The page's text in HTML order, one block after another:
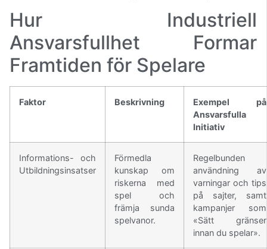
Hur Industriell
Ansvarsfullhet Formar
Framtiden för Spelare
Faktor Beskrivning
Exempel på
Ansvarsfulla
Initiativ
Informations- och
Utbildningsinsatser
Förmedla
kunskap om
riskerna med
spel och
främja sunda
spelvanor.
Regelbunden
användning av
varningar och tips
på sajter, samt
kampanjer som
«Sätt gränser
innan du spelar».